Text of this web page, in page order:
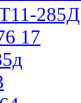
285Д
17